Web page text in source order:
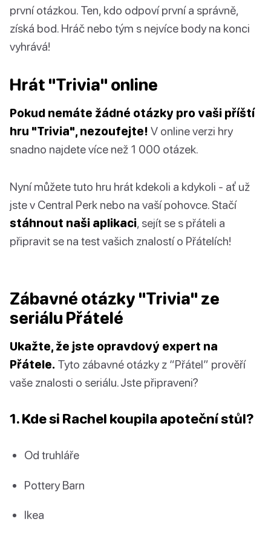
první otázkou. Ten, kdo odpoví první a správně,
získá bod. Hráč nebo tým s nejvíce body na konci
vyhrává!
Hrát "Trivia" online
Pokud nemáte žádné otázky pro vaši příští
hru "Trivia", nezoufejte! V online verzi hry
snadno najdete více než 1 000 otázek.
Nyní můžete tuto hru hrát kdekoli a kdykoli - ať už
jste v Central Perk nebo na vaší pohovce. Stačí
stáhnout naši aplikaci, sejít se s přáteli a
připravit se na test vašich znalostí o Přátelích!
Zábavné otázky "Trivia" ze
seriálu Přátelé
Ukažte, že jste opravdový expert na
Přátele. Tyto zábavné otázky z “Přátel” prověří
vaše znalosti o seriálu. Jste připraveni?
1. Kde si Rachel koupila apoteční stůl?
Od truhláře
Pottery Barn
Ikea